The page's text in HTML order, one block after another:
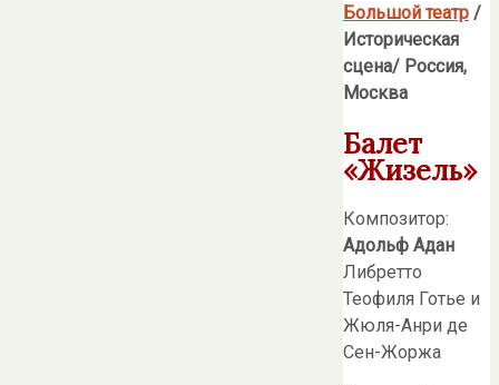
Большой театр /
Историческая
сцена/ Россия,
Москва
Балет
«Жизель»
Композитор:
Адольф Адан
Либретто
Теофиля Готье и
Жюля-Анри де
Сен-Жоржа